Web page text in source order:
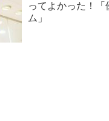
ってよかった！「
ム」